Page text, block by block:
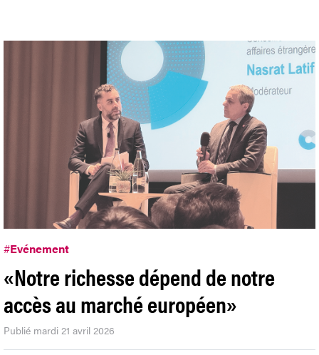
#Evénement
«Notre richesse dépend de notre
accès au marché européen»
Publié mardi 21 avril 2026